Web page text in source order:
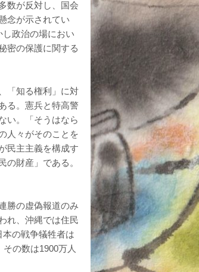
数が反対し、国会
念が示されてい
政治の場におい
密の保護に関する
「知る権利」に対
る。憲兵と特高警
い。「そうはなら
人々がそのことを
民主主義を構成す
の財産」である。
勝の虚偽報道のみ
れ、沖縄では住民
の戦争犠牲者は
の数は1900万人